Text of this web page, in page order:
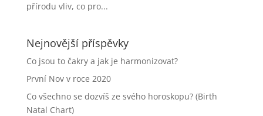
přírodu vliv, co pro...
Nejnovější příspěvky
Co jsou to čakry a jak je harmonizovat?
První Nov v roce 2020
Co všechno se dozvíš ze svého horoskopu? (Birth
Natal Chart)